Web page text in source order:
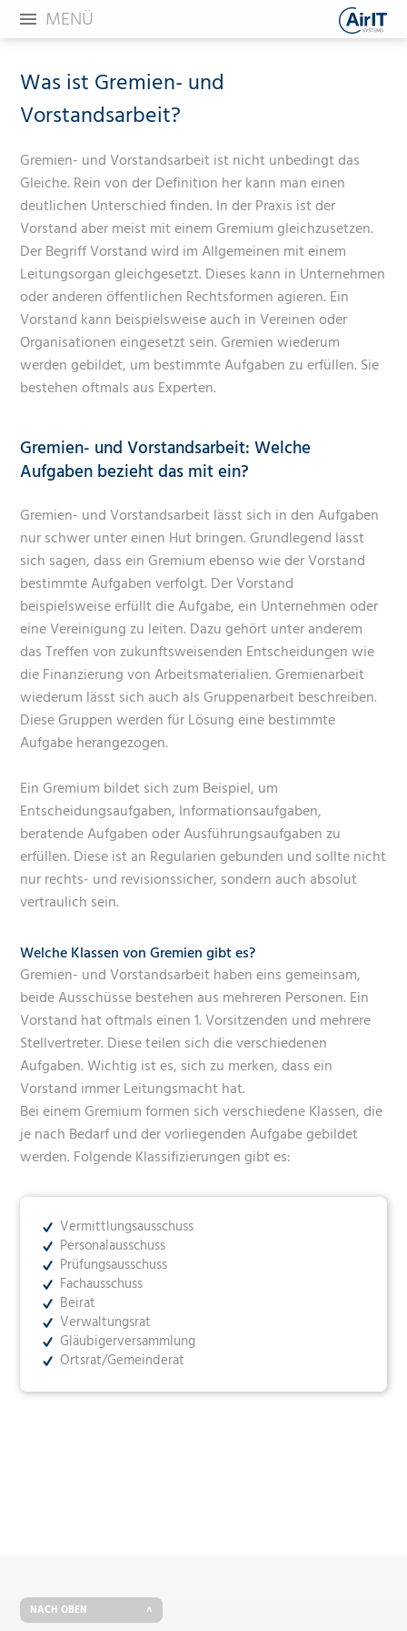
MENÜ
Was ist Gremien- und
Vorstandsarbeit?
Gremien- und Vorstandsarbeit ist nicht unbedingt das
Gleiche. Rein von der Definition her kann man einen
deutlichen Unterschied finden. In der Praxis ist der
Vorstand aber meist mit einem Gremium gleichzusetzen.
Der Begriff Vorstand wird im Allgemeinen mit einem
Leitungsorgan gleichgesetzt. Dieses kann in Unternehmen
oder anderen öffentlichen Rechtsformen agieren. Ein
Vorstand kann beispielsweise auch in Vereinen oder
Organisationen eingesetzt sein. Gremien wiederum
werden gebildet, um bestimmte Aufgaben zu erfüllen. Sie
bestehen oftmals aus Experten.
Gremien- und Vorstandsarbeit: Welche
Aufgaben bezieht das mit ein?
Gremien- und Vorstandsarbeit lässt sich in den Aufgaben
nur schwer unter einen Hut bringen. Grundlegend lässt
sich sagen, dass ein Gremium ebenso wie der Vorstand
bestimmte Aufgaben verfolgt. Der Vorstand
beispielsweise erfüllt die Aufgabe, ein Unternehmen oder
eine Vereinigung zu leiten. Dazu gehört unter anderem
das Treffen von zukunftsweisenden Entscheidungen wie
die Finanzierung von Arbeitsmaterialien. Gremienarbeit
wiederum lässt sich auch als Gruppenarbeit beschreiben.
Diese Gruppen werden für Lösung eine bestimmte
Aufgabe herangezogen.
Ein Gremium bildet sich zum Beispiel, um
Entscheidungsaufgaben, Informationsaufgaben,
beratende Aufgaben oder Ausführungsaufgaben zu
erfüllen. Diese ist an Regularien gebunden und sollte nicht
nur rechts- und revisionssicher, sondern auch absolut
vertraulich sein.
Welche Klassen von Gremien gibt es?
Gremien- und Vorstandsarbeit haben eins gemeinsam,
beide Ausschüsse bestehen aus mehreren Personen. Ein
Vorstand hat oftmals einen 1. Vorsitzenden und mehrere
Stellvertreter. Diese teilen sich die verschiedenen
Aufgaben. Wichtig ist es, sich zu merken, dass ein
Vorstand immer Leitungsmacht hat.
Bei einem Gremium formen sich verschiedene Klassen, die
je nach Bedarf und der vorliegenden Aufgabe gebildet
werden. Folgende Klassifizierungen gibt es:
Vermittlungsausschuss
Personalausschuss
Prüfungsausschuss
Fachausschuss
Beirat
Verwaltungsrat
Gläubigerversammlung
Ortsrat/Gemeinderat
NACH OBEN